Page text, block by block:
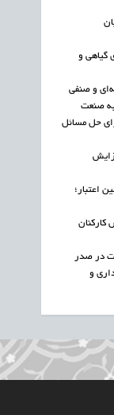
گیاهی و
و صنفی
به صنعت
حل مسائل
افزایش
اعتبار؛
کارکنان
در صدر
و